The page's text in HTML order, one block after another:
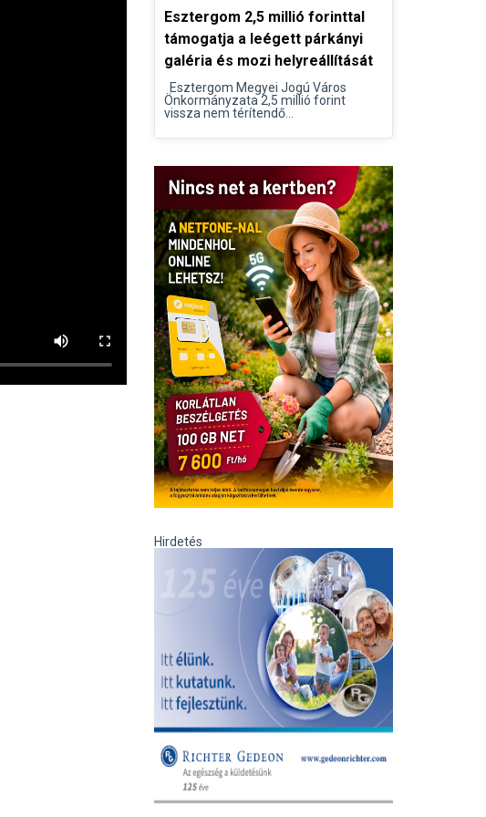
Esztergom 2,5 millió forinttal
támogatja a leégett párkányi
galéria és mozi helyreállítását
Esztergom Megyei Jogú Város
Önkormányzata 2,5 millió forint
vissza nem térítendő...
Hirdetés